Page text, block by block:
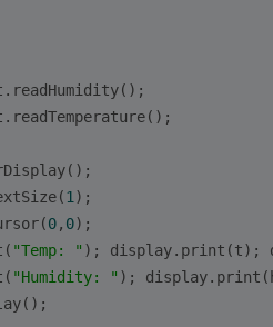
readHumidity();
readTemperature();
();
(1 );
(0, 0);
( "Temp: " ); display. print (t);
( "Humidity: " ); display. print
();